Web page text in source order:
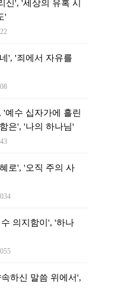
신', '세상의 유혹 시
'
', '죄에서 자유를
예수 십자가에 흘린
은', '나의 하나님'
로', '오직 주의 사
의지함이', '하나
하신 말씀 위에서',